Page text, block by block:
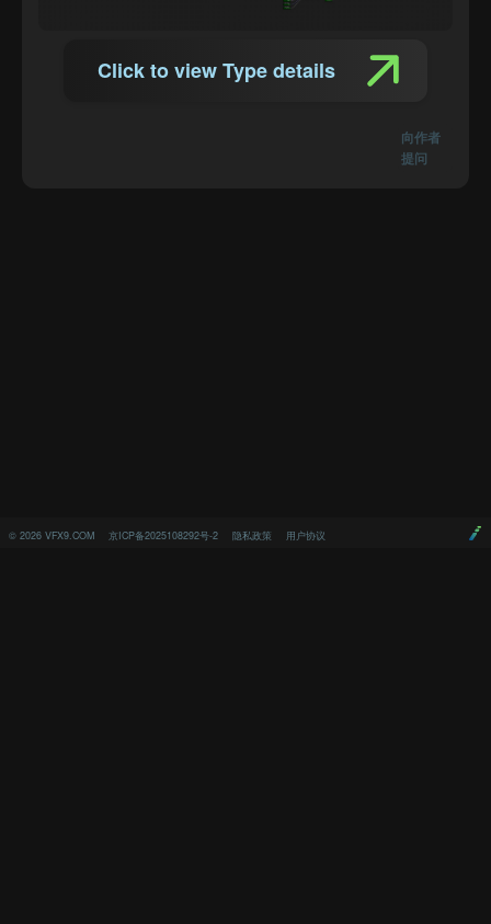
© 2026 VFX9.COM 京ICP备2025108292号-2 隐私政策 用户协议
Click to view Type details
向作者
提问